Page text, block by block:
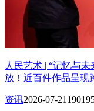
人民艺术 | “记忆与
放！近百件作品呈现
资讯2026-07-21